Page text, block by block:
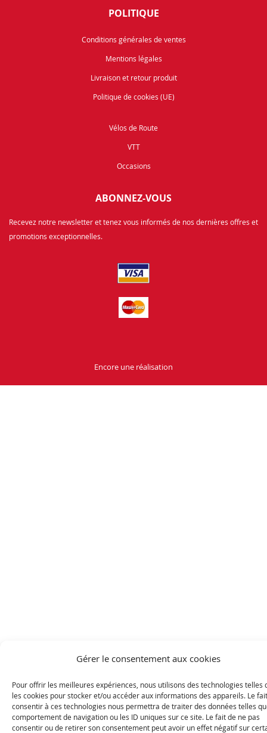
Gérer le consentement aux cookies
Pour offrir les meilleures expériences, nous utilisons des technologies telles
les cookies pour stocker et/ou accéder aux informations des appareils. Le
consentir à ces technologies nous permettra de traiter des données telles
comportement de navigation ou les ID uniques sur ce site. Le fait de ne pas
consentir ou de retirer son consentement peut avoir un effet négatif sur
POLITIQUE
Conditions générales de ventes
Mentions légales
Livraison et retour produit
Politique de cookies (UE)
Vélos de Route
VTT
Occasions
ABONNEZ-VOUS
Recevez notre newsletter et tenez vous informés de nos dernières offres et
promotions exceptionnelles.
Encore une réalisation